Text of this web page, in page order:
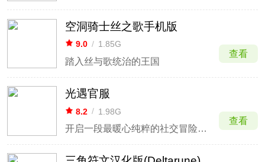
空洞骑士丝之歌手机版
9.0 / 1.85G
踏入丝与歌统治的王国
查看
光遇官服
8.2 / 1.98G
开启一段最暖心纯粹的社交冒险体验
查看